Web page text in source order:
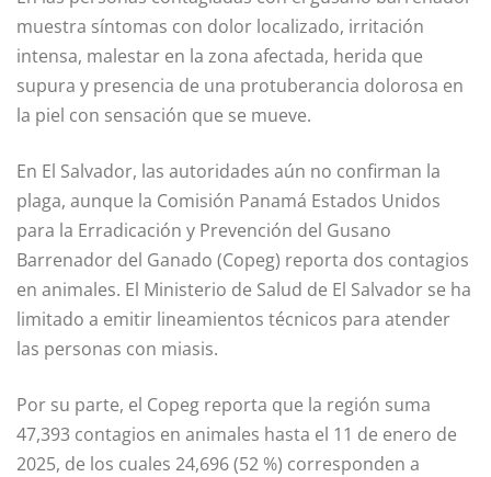
muestra síntomas con dolor localizado, irritación
intensa, malestar en la zona afectada, herida que
supura y presencia de una protuberancia dolorosa en
la piel con sensación que se mueve.
En El Salvador, las autoridades aún no confirman la
plaga, aunque la Comisión Panamá Estados Unidos
para la Erradicación y Prevención del Gusano
Barrenador del Ganado (Copeg) reporta dos contagios
en animales. El Ministerio de Salud de El Salvador se ha
limitado a emitir lineamientos técnicos para atender
las personas con miasis.
Por su parte, el Copeg reporta que la región suma
47,393 contagios en animales hasta el 11 de enero de
2025, de los cuales 24,696 (52 %) corresponden a